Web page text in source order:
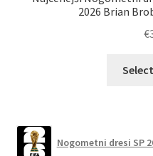
2026 Brian
€
Nogometni dresi SP